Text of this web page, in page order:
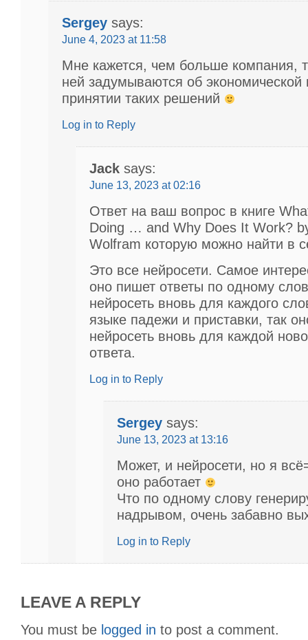
Sergey says:
June 4, 2023 at 11:58
Мне кажется, чем больше компания,
ней задумываются об экономической
принятии таких решений
Log in to Reply
Jack says:
June 13, 2023 at 02:16
Ответ на ваш вопрос в книге
Doing … and Why Does It Work?
Wolfram которую можно найти в
Это все нейросети. Самое
оно пишет ответы по одному
нейросеть вновь для каждого
языке падежи и приставки, так
нейросеть вновь для каждой
ответа.
Log in to Reply
Sergey says:
June 13, 2023 at 13:16
Может, и нейросети, но я
оно работает
Что по одному слову
надрывом, очень забавно
Log in to Reply
LEAVE A REPLY
You must be logged in to post a comment.